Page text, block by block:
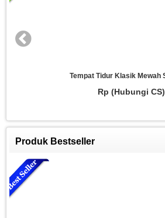
Produk Bestseller